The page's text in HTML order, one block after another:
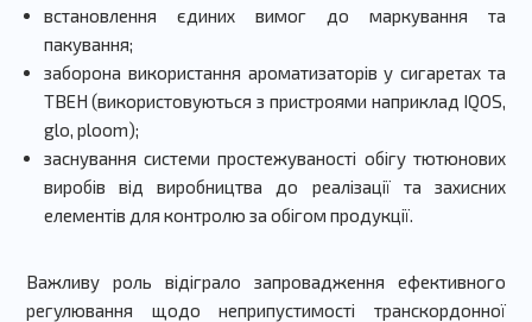
встановлення єдиних вимог до маркування та
пакування;
заборона використання ароматизаторів у сигаретах та
ТВЕН (використовуються з пристроями наприклад IQOS,
glo, ploom);
заснування системи простежуваності обігу тютюнових
виробів від виробництва до реалізації та захисних
елементів для контролю за обігом продукції.
Важливу роль відіграло запровадження ефективного
регулювання щодо неприпустимості транскордонної